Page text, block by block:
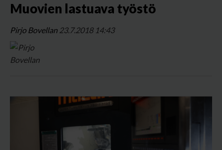
Muovien lastuava työstö
Pirjo Bovellan 23.7.2018 14:43